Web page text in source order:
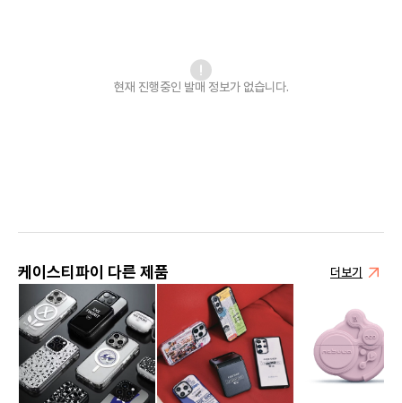
현재 진행중인 발매 정보가 없습니다.
케이스티파이 다른 제품 더보기